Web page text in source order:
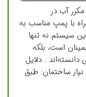
آب در
با پمپ مناسب به
سیستم نه تنها
است، بلکه
دانسته‌اند . دلایل
ساختمان: طبق